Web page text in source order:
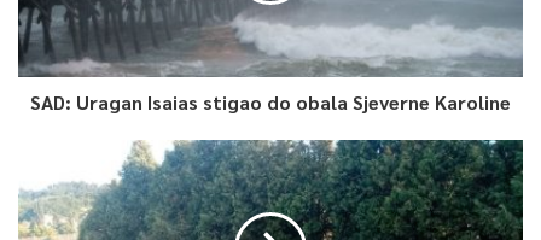
SAD: Uragan Isaias stigao do obala Sjeverne Karoline